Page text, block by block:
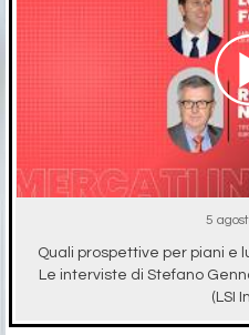
5
Quali prospettive per piani e
Le interviste di Stefano
(LSI